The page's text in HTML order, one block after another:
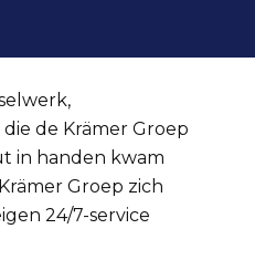
de Krämer Groep
in handen kwam
Groep zich
24/7-service